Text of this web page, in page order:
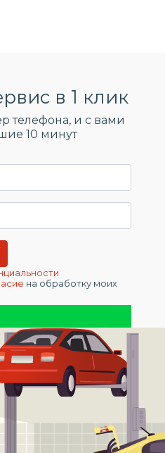
в 1 клик
телефона, и c вами
10 минут
на обработку моих